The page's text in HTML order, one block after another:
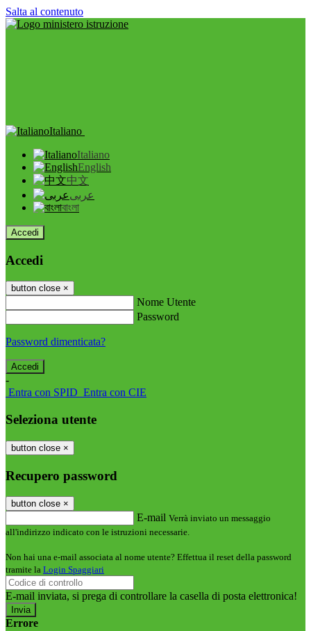
Salta al contenuto
Italiano
Italiano
English
中文
عربى
বাংলা
Accedi
Accedi
button close ×
Nome Utente
Password
Password dimenticata?
-
Entra con SPID Entra con CIE
Seleziona utente
button close ×
Recupero password
button close ×
E-mail Verrà inviato un messaggio
all'indirizzo indicato con le istruzioni necessarie.
Non hai una e-mail associata al nome utente? Effettua il reset della password
tramite la Login Spaggiari
E-mail inviata, si prega di controllare la casella di posta elettronica!
Errore